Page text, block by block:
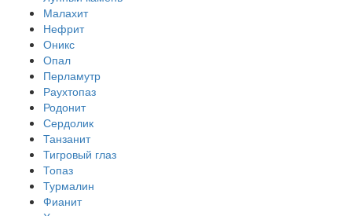
Малахит
Нефрит
Оникс
Опал
Перламутр
Раухтопаз
Родонит
Сердолик
Танзанит
Тигровый глаз
Топаз
Турмалин
Фианит